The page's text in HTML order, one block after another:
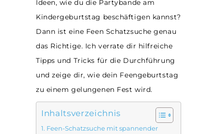
Ideen, wie du die Partybande am
Kindergeburtstag beschäftigen kannst?
Dann ist eine Feen Schatzsuche genau
das Richtige. Ich verrate dir hilfreiche
Tipps und Tricks für die Durchführung
und zeige dir, wie dein Feengeburtstag
zu einem gelungenen Fest wird.
Inhaltsverzeichnis
Feen-Schatzsuche mit spannender